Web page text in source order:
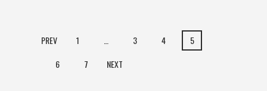
PREV 1 3 4
5
6
7 NEXT